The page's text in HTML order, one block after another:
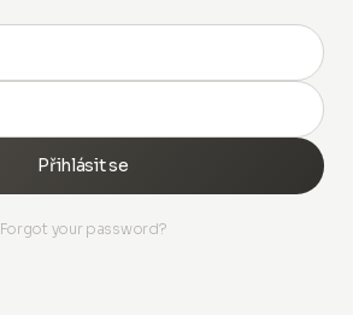
Přihlásit se
Forgot your password?